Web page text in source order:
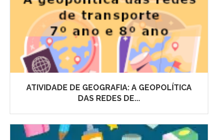
ATIVIDADE DE GEOGRAFIA: A GEOPOLÍTICA
DAS REDES DE...